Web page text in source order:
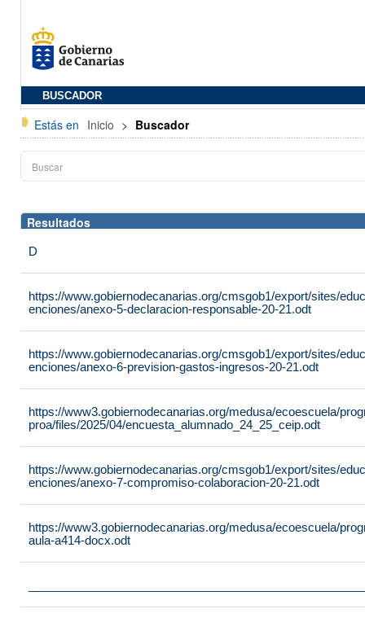
BUSCADOR
Estás en Inicio > Buscador
Resultados
D
https://www.gobiernodecanarias.org/cmsgob1/export/sites/
enciones/anexo-5-declaracion-responsable-20-21.odt
https://www.gobiernodecanarias.org/cmsgob1/export/sites/
enciones/anexo-6-prevision-gastos-ingresos-20-21.odt
https://www3.gobiernodecanarias.org/medusa/ecoescuela/
proa/files/2025/04/encuesta_alumnado_24_25_ceip.odt
https://www.gobiernodecanarias.org/cmsgob1/export/sites/
enciones/anexo-7-compromiso-colaboracion-20-21.odt
https://www3.gobiernodecanarias.org/medusa/ecoescuela/
aula-a414-docx.odt